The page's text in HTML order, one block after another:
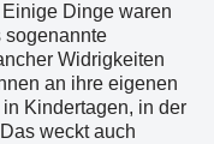
Dinge waren
sogenannte
Widrigkeiten
an ihre eigenen
Kindertagen, in der
weckt auch